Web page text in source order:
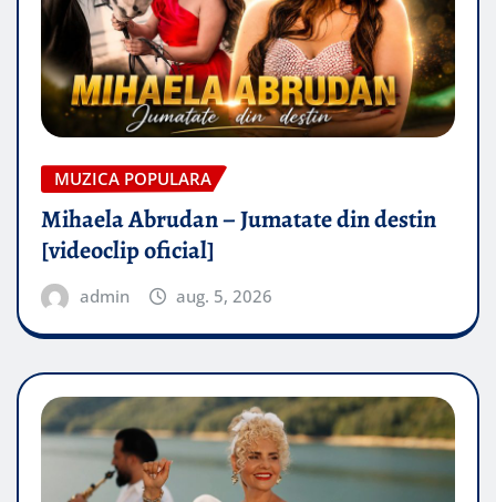
MUZICA POPULARA
Mihaela Abrudan – Jumatate din destin
[videoclip oficial]
admin aug. 5, 2026